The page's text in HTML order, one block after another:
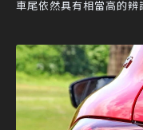
車尾依然具有相當高的